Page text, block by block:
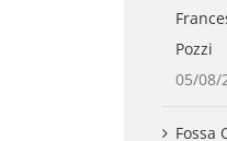
Pozzi
05/08/
Fossa